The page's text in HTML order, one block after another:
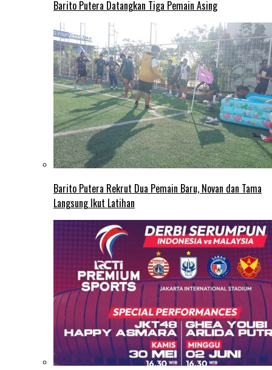
Barito Putera Datangkan Tiga Pemain Asing
Barito Putera Rekrut Dua Pemain Baru, Novan dan Tama
Langsung Ikut Latihan